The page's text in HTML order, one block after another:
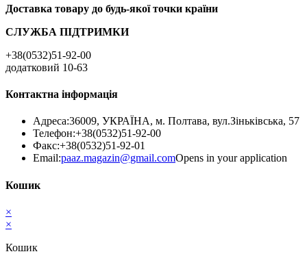
Доставка товару до будь-якої точки країни
СЛУЖБА ПІДТРИМКИ
+38(0532)51-92-00
додатковий 10-63
Контактна інформація
Адреса:36009, УКРАЇНА, м. Полтава, вул.Зіньківська, 57
Телефон:+38(0532)51-92-00
Факс:+38(0532)51-92-01
Email:paaz.magazin@gmail.comOpens in your application
Кошик
×
×
Кошик